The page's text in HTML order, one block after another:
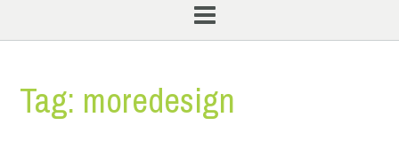
Tag: moredesign